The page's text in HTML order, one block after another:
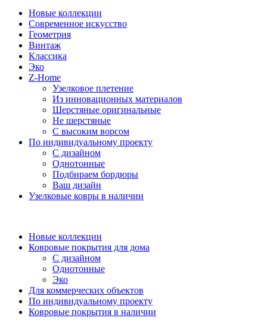
Новые коллекции
Современное искусство
Геометрия
Винтаж
Классика
Эко
Z-Home
Узелковое плетение
Из инновационных материалов
Шерстяные оригинальные
Не шерстяные
С высоким ворсом
По индивидуальному проекту
С дизайном
Однотонные
Подбираем бордюры
Ваш дизайн
Узелковые ковры в наличии
Новые коллекции
Ковровые покрытия для дома
С дизайном
Однотонные
Эко
Для коммерческих объектов
По индивидуальному проекту
Ковровые покрытия в наличии